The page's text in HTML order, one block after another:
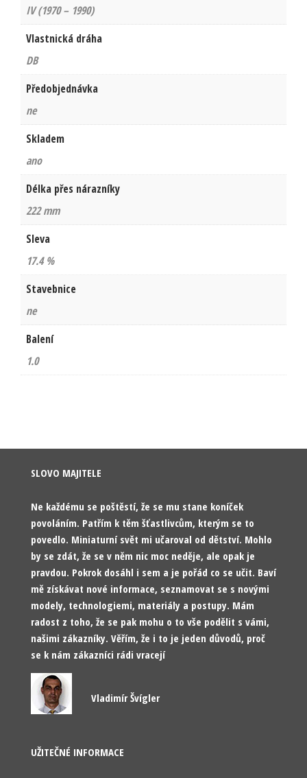
IV (1970 – 1990)
Vlastnická dráha
DB
Předobjednávka
ne
Skladem
ano
Délka přes nárazníky
222 mm
Sleva
17.4 %
Stavebnice
ne
Balení
1.0
SLOVO MAJITELE
Ne každému se poštěstí, že se mu stane koníček
povoláním. Patřím k těm šťastlivcům, kterým se to
povedlo. Miniaturní svět mi učaroval od dětství. Mohlo
by se zdát, že se v něm nic moc neděje, ale opak je
pravdou. Pokrok dosáhl i sem a je pořád co se učit. Baví
mě získávat nové informace, seznamovat se s novými
modely, technologiemi, materiály a postupy. Mám
radost z toho, že se pak mohu o to vše podělit s vámi,
našimi zákazníky. Věřím, že i to je jeden důvodů, proč
se k nám zákazníci rádi vracejí
Vladimír Švígler
UŽITEČNÉ INFORMACE